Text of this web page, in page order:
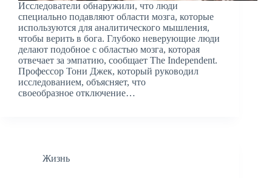
Исследователи обнаружили, что люди
специально подавляют области мозга, которые
используются для аналитического мышления,
чтобы верить в бога. Глубоко неверующие люди
делают подобное с областью мозга, которая
отвечает за эмпатию, сообщает The Independent.
Профессор Тони Джек, который руководил
исследованием, объясняет, что
своеобразное отключение…
Жизнь